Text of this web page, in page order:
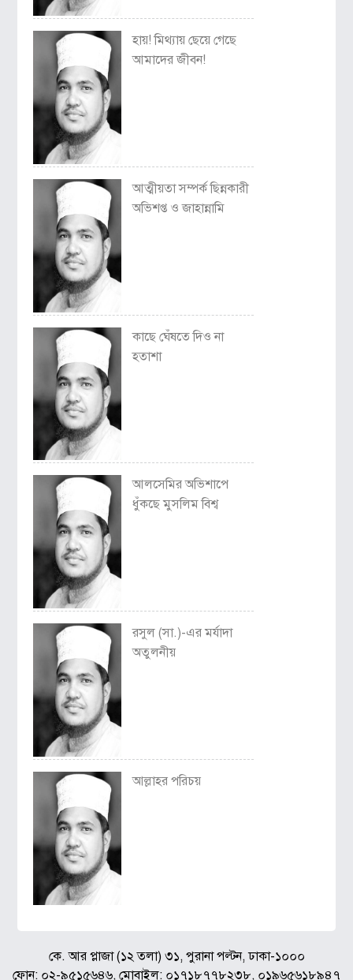
হায়! মিথ্যায় ছেয়ে গেছে
আমাদের জীবন!
আত্মীয়তা সম্পর্ক ছিন্নকারী
অভিশপ্ত ও জাহান্নামি
কাছে ঘেঁষতে দিও না
হতাশা
আলসেমির অভিশাপে
ধুঁকছে মুসলিম বিশ্ব
রসুল (সা.)-এর মর্যাদা
অতুলনীয়
আল্লাহর পরিচয়
কে. আর প্লাজা (১২ তলা) ৩১, পুরানা পল্টন, ঢাকা-১০০০
ফোন: ০২-৯৫১৫৬৪৬, মোবাইল: ০১৭১৮৭৭৮২৩৮, ০১৯৬৫৬১৮৯৪৭